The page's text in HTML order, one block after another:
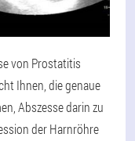
von Prostatitis
Ihnen, die genaue
Abszesse darin zu
der Harnröhre